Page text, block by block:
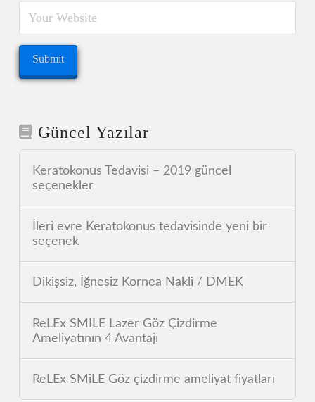
Güncel Yazılar
Keratokonus Tedavisi – 2019 güncel
seçenekler
İleri evre Keratokonus tedavisinde yeni bir
seçenek
Dikişsiz, İğnesiz Kornea Nakli / DMEK
ReLEx SMILE Lazer Göz Çizdirme
Ameliyatının 4 Avantajı
ReLEx SMiLE Göz çizdirme ameliyat fiyatları